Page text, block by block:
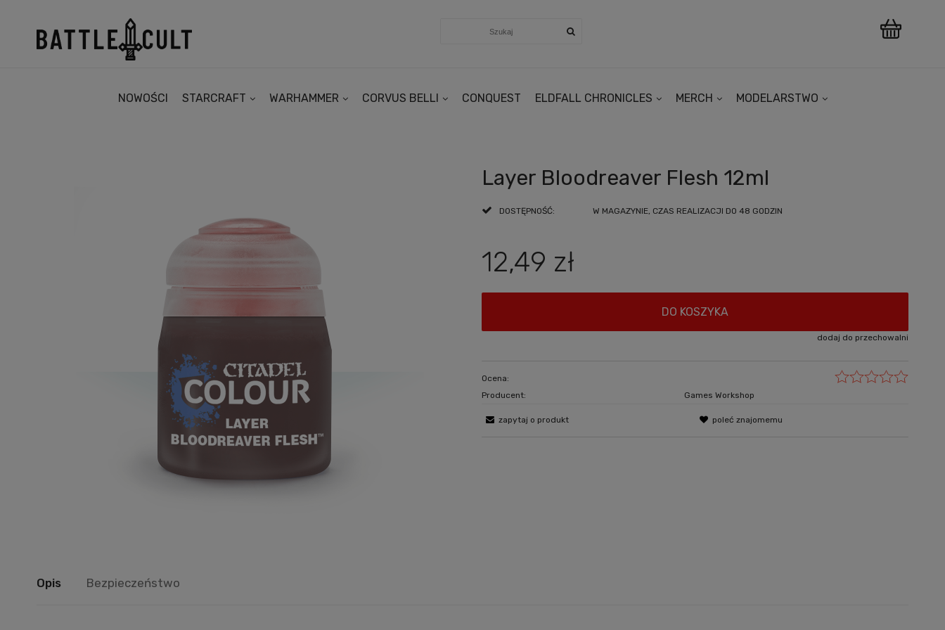
NOWOŚCI STARCRAFT WARHAMMER CORVUS BELLI CONQUEST ELDFALL CHRONICLES MERCH MODELARSTWO
Layer Bloodreaver Flesh 12ml
DOSTĘPNOŚĆ: W MAGAZYNIE, CZAS REALIZACJI DO 48 GODZIN
12,49 zł
DO KOSZYKA
dodaj do przechowalni
Ocena:
Producent:
Games Workshop
zapytaj o produkt poleć znajomemu
Opis Bezpieczeństwo